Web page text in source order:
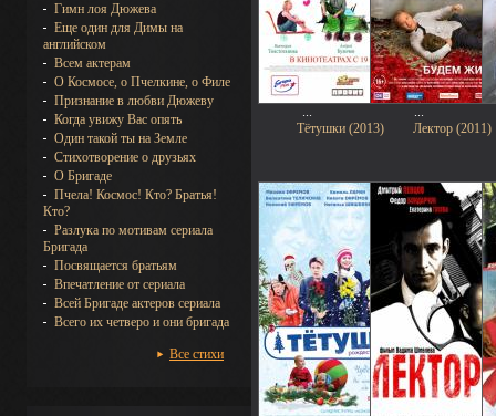
Гимн лоя Дюжева
Еще один для Димы на
английском
Всем актерам
О Космосе, о Пчелкине, о Филе
Признание в любви Дюжеву
Когда увижу Вас опять
Один такой ты на Земле
Стихотворение о друзьях
О Бригаде
Пчела! Космос! Кто? Братья!
Кто?
Разлука по мотивам сериала
Бригада
Посвящается братьям
Впечатление от сериала
Всей Бригаде актеров сериала
Всего их четверо и они бригада
Все стихи
...
...
Тётушки (2013)
Лектор (2011)